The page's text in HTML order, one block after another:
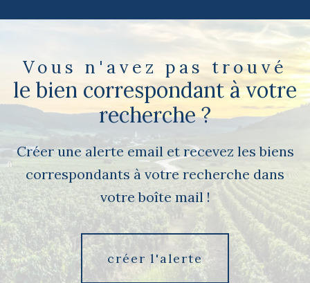
Vous n'avez pas trouvé
le bien correspondant à votre
recherche ?
Créer une alerte email et recevez les biens
correspondants à votre recherche dans
votre boîte mail !
créer l'alerte